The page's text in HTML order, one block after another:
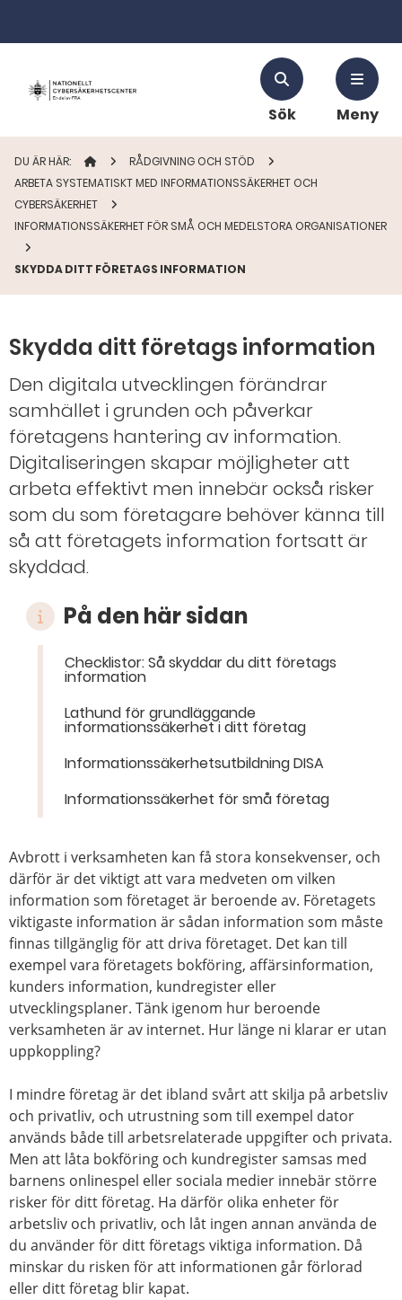
Sök Meny
DU ÄR HÄR: STARTSIDANRÅDGIVNING OCH STÖD
ARBETA SYSTEMATISKT MED INFORMATIONSSÄKERHET OCH
CYBERSÄKERHET
INFORMATIONSSÄKERHET FÖR SMÅ OCH MEDELSTORA ORGANISATIONER
SKYDDA DITT FÖRETAGS INFORMATION
Skydda ditt företags information
Den digitala utvecklingen förändrar
samhället i grunden och påverkar
företagens hantering av information.
Digitaliseringen skapar möjligheter att
arbeta effektivt men innebär också risker
som du som företagare behöver känna till
så att företagets information fortsatt är
skyddad.
På den här sidan
Checklistor: Så skyddar du ditt företags
information
Lathund för grundläggande
informationssäkerhet i ditt företag
Informationssäkerhetsutbildning DISA
Informationssäkerhet för små företag
Avbrott i verksamheten kan få stora konsekvenser, och
därför är det viktigt att vara medveten om vilken
information som företaget är beroende av. Företagets
viktigaste information är sådan information som måste
finnas tillgänglig för att driva företaget. Det kan till
exempel vara företagets bokföring, affärsinformation,
kunders information, kundregister eller
utvecklingsplaner. Tänk igenom hur beroende
verksamheten är av internet. Hur länge ni klarar er utan
uppkoppling?
I mindre företag är det ibland svårt att skilja på arbetsliv
och privatliv, och utrustning som till exempel dator
används både till arbetsrelaterade uppgifter och privata.
Men att låta bokföring och kundregister samsas med
barnens onlinespel eller sociala medier innebär större
risker för ditt företag. Ha därför olika enheter för
arbetsliv och privatliv, och låt ingen annan använda de
du använder för ditt företags viktiga information. Då
minskar du risken för att informationen går förlorad
eller ditt företag blir kapat.